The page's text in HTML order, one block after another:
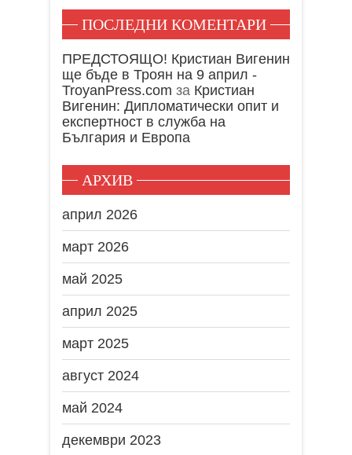
ПОСЛЕДНИ КОМЕНТАРИ
ПРЕДСТОЯЩО! Кристиан Вигенин
ще бъде в Троян на 9 април -
TroyanPress.com за Кристиан
Вигенин: Дипломатически опит и
експертност в служба на
България и Европа
АРХИВ
април 2026
март 2026
май 2025
април 2025
март 2025
август 2024
май 2024
декември 2023